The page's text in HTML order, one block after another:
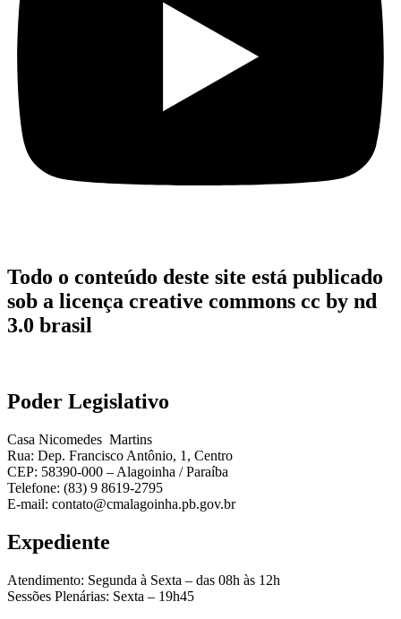
Todo o conteúdo deste site está publicado
sob a licença creative commons cc by nd
3.0 brasil
Poder Legislativo
Casa Nicomedes Martins
Rua: Dep. Francisco Antônio, 1, Centro
CEP: 58390-000 – Alagoinha / Paraíba
Telefone: (83) 9 8619-2795
E-mail: contato@cmalagoinha.pb.gov.br
Expediente
Atendimento: Segunda à Sexta – das 08h às 12h
Sessões Plenárias: Sexta – 19h45